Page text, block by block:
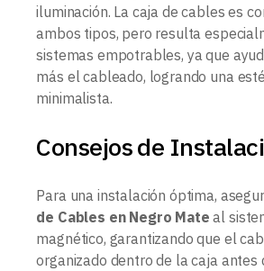
iluminación. La caja de cables es
ambos tipos, pero resulta
sistemas empotrables, ya que
más el cableado, logrando una
minimalista.
Consejos de
Para una instalación óptima,
de Cables en Negro Mate al
magnético, garantizando que el
organizado dentro de la caja antes